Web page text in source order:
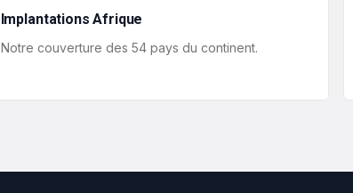
Implantations Afrique
Notre couverture des 54 pays du continent.